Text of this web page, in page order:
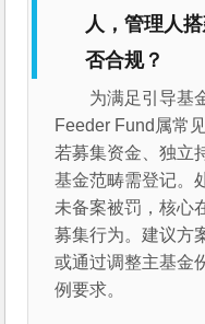
人，管理人
否合规？
为满足引导基
Feeder Fund属常
若募集资金、独立
基金范畴需登记。
未备案被罚，核心
募集行为。建议方
或通过调整主基金
例要求。